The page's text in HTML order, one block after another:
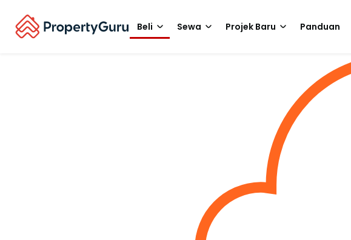
Beli Sewa Projek Baru Panduan